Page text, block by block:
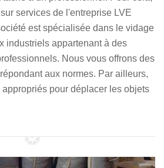
services de l'entreprise LVE
est spécialisée dans le vidage
industriels appartenant à des
Nous vous offrons des
aux normes. Par ailleurs,
pour déplacer les objets